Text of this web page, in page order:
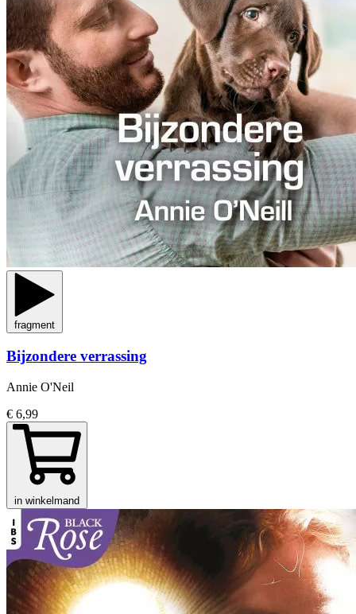
fragment
Bijzondere verrassing
Annie O'Neil
€ 6,99
in winkelmand